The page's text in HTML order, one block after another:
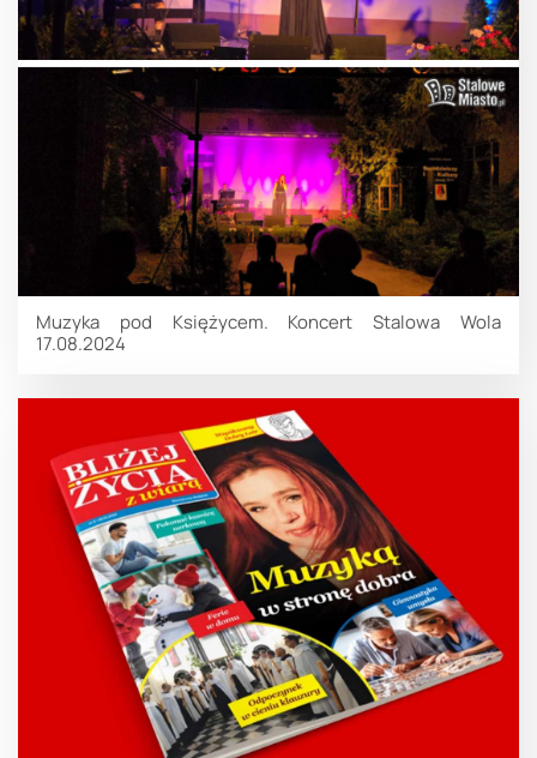
Muzyka pod Księżycem. Koncert Stalowa Wola
17.08.2024